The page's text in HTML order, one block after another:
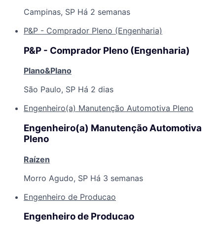
Campinas, SP Há 2 semanas
P&P - Comprador Pleno (Engenharia)
P&P - Comprador Pleno (Engenharia)
Plano&Plano
São Paulo, SP Há 2 dias
Engenheiro(a) Manutenção Automotiva Pleno
Engenheiro(a) Manutenção Automotiva
Pleno
Raízen
Morro Agudo, SP Há 3 semanas
Engenheiro de Producao
Engenheiro de Producao